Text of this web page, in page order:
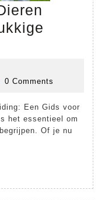
0 Comments
Een Gids voor
het essentieel om
Of je nu